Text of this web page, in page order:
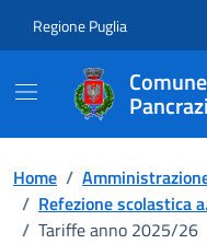
Regione Puglia
Home /
/ Refezione scolastica
/ Tariffe anno 2025/26